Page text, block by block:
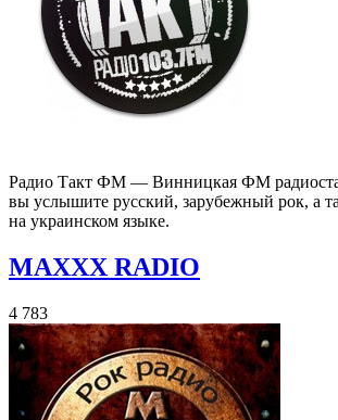
Радио Такт ФМ — Винницкая ФМ
вы услышите русский, зарубежный рок, а
на украинском языке.
MAXXX RADIO
4 783